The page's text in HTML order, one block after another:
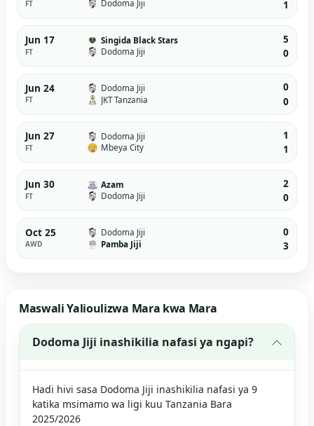
FT Dodoma Jiji 1
Jun 17
FT
Singida Black Stars
Dodoma Jiji
5
0
Jun 24
FT
Dodoma Jiji
JKT Tanzania
0
0
Jun 27
FT
Dodoma Jiji
Mbeya City
1
1
Jun 30
FT
Azam
Dodoma Jiji
2
0
Oct 25
AWD
Dodoma Jiji
Pamba Jiji
0
3
Maswali Yalioulizwa Mara kwa Mara
Dodoma Jiji inashikilia nafasi ya ngapi?
Hadi hivi sasa Dodoma Jiji inashikilia nafasi ya 9
katika msimamo wa ligi kuu Tanzania Bara
2025/2026